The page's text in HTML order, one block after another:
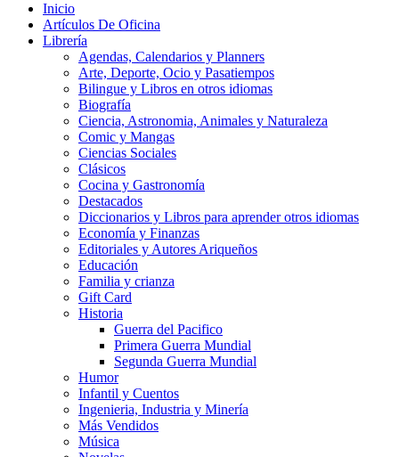
Inicio
Artículos De Oficina
Librería
Agendas, Calendarios y Planners
Arte, Deporte, Ocio y Pasatiempos
Bilingue y Libros en otros idiomas
Biografía
Ciencia, Astronomia, Animales y Naturaleza
Comic y Mangas
Ciencias Sociales
Clásicos
Cocina y Gastronomía
Destacados
Diccionarios y Libros para aprender otros idiomas
Economía y Finanzas
Editoriales y Autores Ariqueños
Educación
Familia y crianza
Gift Card
Historia
Guerra del Pacifico
Primera Guerra Mundial
Segunda Guerra Mundial
Humor
Infantil y Cuentos
Ingenieria, Industria y Minería
Más Vendidos
Música